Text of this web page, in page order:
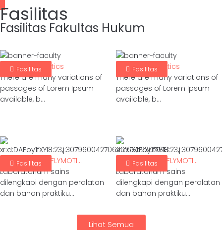
Fasilitas
Fasilitas Fakultas Hukum
Fasilitas
Lapangan Atletics
There are many variations of
passages of Lorem Ipsum
available, b...
Fasilitas
Lapangan Atletics
There are many variations of
passages of Lorem Ipsum
available, b...
Fasilitas
Laboratorium FLYMOTI...
Laboratorium sains
dilengkapi dengan peralatan
dan bahan praktiku...
Fasilitas
Laboratorium FLYMOTI...
Laboratorium sains
dilengkapi dengan peralatan
dan bahan praktiku...
Lihat Semua